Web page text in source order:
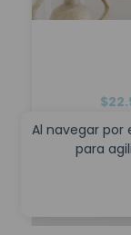
Al navegar por
para
6